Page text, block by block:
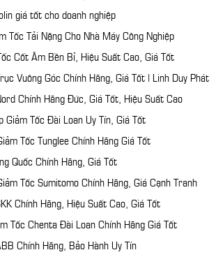
giá tốt cho doanh nghiệp
Tốc Tải Nặng Cho Nhà Máy Công Nghiệp
Cốt Âm Bền Bỉ, Hiệu Suất Cao, Giá Tốt
Vuông Góc Chính Hãng, Giá Tốt | Linh Duy Phát
Chính Hãng Đức, Giá Tốt, Hiệu Suất Cao
Giảm Tốc Đài Loan Uy Tín, Giá Tốt
Tốc Tunglee Chính Hãng Giá Tốt
Quốc Chính Hãng, Giá Tốt
Tốc Sumitomo Chính Hãng, Giá Cạnh Tranh
Chính Hãng, Hiệu Suất Cao, Giá Tốt
Tốc Chenta Đài Loan Chính Hãng Giá Tốt
Chính Hãng, Bảo Hành Uy Tín